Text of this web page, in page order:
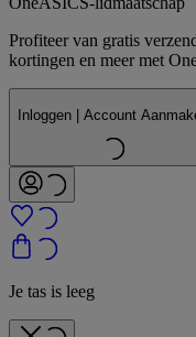
Profiteer van gratis
kortingen en meer met
Inloggen | Account
Je tas is leeg